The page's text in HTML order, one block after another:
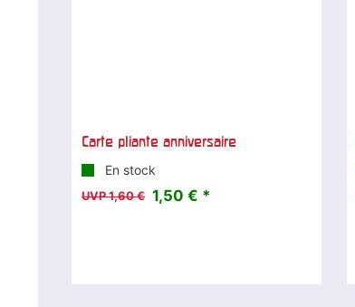
Carte pliante anniversaire
En stock
UVP 1,60 € 1,50 € *